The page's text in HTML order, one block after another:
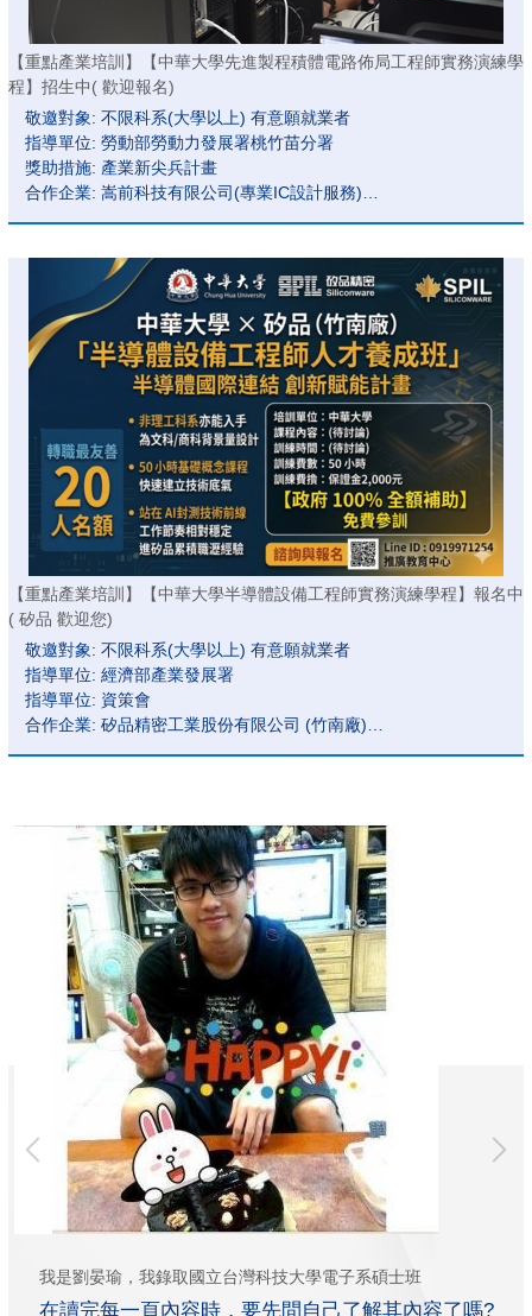
【重點產業培訓】【中華大學先進製程積體電路佈局工程師實務演練學
程】招生中( 歡迎報名)
敬邀對象: 不限科系(大學以上) 有意願就業者
指導單位: 勞動部勞動力發展署桃竹苗分署
獎助措施: 產業新尖兵計畫
合作企業: 嵩前科技有限公司(專業IC設計服務)
未滿30歲待業青年 適用產業新尖兵計畫!
30位席次~智慧電子產業就業機會~趁現在!
自106年起~年年開班~ 115年招生中~歡迎報名~
【重點產業培訓】【中華大學半導體設備工程師實務演練學程】報名中
( 矽品 歡迎您)
敬邀對象: 不限科系(大學以上) 有意願就業者
指導單位: 經濟部產業發展署
指導單位: 資策會
合作企業: 矽品精密工業股份有限公司 (竹南廠)
政府補助 70% + 矽品 補助 30% = 友善就業
20位席次~智慧電子產業就業機會~趁現在!
自115起開班~ 熱烈招生中~歡迎報名~
我是劉晏瑜，我錄取國立台灣科技大學電子系碩士班
在讀完每一頁內容時，要先問自己了解其內容了嗎?